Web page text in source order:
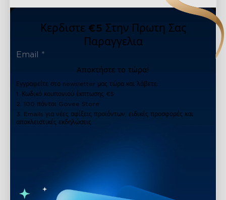
Κερδιστε €5 Στην Πρωτη Σας
Παραγγελια
Αποκτήστε το τώρα!
Εγγραφείτε στο newsletter μας τώρα και λάβετε:
1. Κωδικό κουπονιού έκπτωσης €5
2. 100 πόντοι Govee Store
3. Emails για νέες αφίξεις προϊόντων, ειδικές προσφορές και
αποκλειστικές εκδηλώσεις